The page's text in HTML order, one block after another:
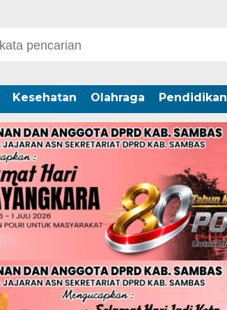
Kesehatan Olahraga Pendidikan